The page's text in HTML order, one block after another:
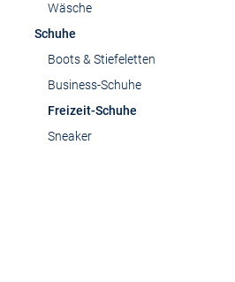
Wäsche
Schuhe
Boots & Stiefeletten
Business-Schuhe
Freizeit-Schuhe
Sneaker